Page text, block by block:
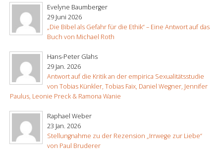
Evelyne Baumberger
29 Juni 2026
„Die Bibel als Gefahr für die Ethik“ – Eine Antwort auf das
Buch von Michael Roth
Hans-Peter Glahs
29 Jan. 2026
Antwort auf die Kritik an der empirica Sexualitätsstudie
von Tobias Künkler, Tobias Faix, Daniel Wegner, Jennifer
Paulus, Leonie Preck & Ramona Wanie
Raphael Weber
23 Jan. 2026
Stellungnahme zu der Rezension „Irrwege zur Liebe“
von Paul Bruderer